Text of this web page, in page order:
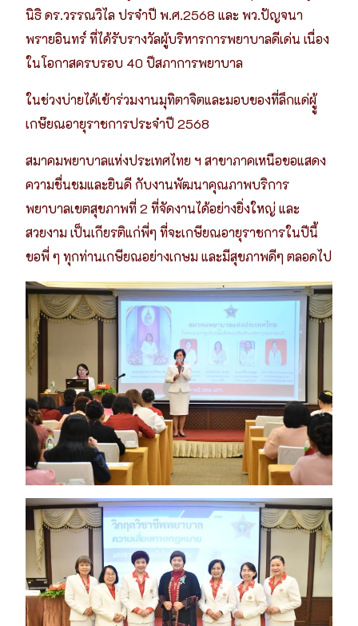
นิธิ ดร.วรรณวิไล ปรจำปี พ.ศ.2568 และ พว.ปัญจนา
พรายอินทร์ ที่ได้รับรางวัลผู้บริหารการพยาบาลดีเด่น เนื่อง
ในโอกาสครบรอบ 40 ปีสภาการพยาบาล
ในช่วงบ่ายได้เข้าร่วมงานมุทิตาจิตและมอบของที่ลึกแด่ผูู้
เกษ๊ยณอายุราชการประจำปี 2568
สมาคมพยาบาลแห่งประเทศไทย ฯ สาขาภาคเหนือขอแสดง
ความชื่นชมและยินดี กับงานพัฒนาคุณภาพบริการ
พยาบาลเขตสุขภาพที่ 2 ที่จัดงานได้อย่างยิ่งใหญ่ และ
สวยงาม เป็นเกียรติแก่พี่ๆ ที่จะเกษียณอายุราชการในปีนี้
ขอพี่ ๆ ทุกท่านเกษียณอย่างเกษม และมีสุขภาพดีๆ ตลอดไป